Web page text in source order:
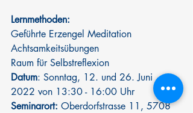
Lernmethoden:
Geführte Erzengel Meditation
Achtsamkeitsübungen
Raum für Selbstreflexion
Datum: Sonntag, 12. und 26. Juni
2022 von 13:30 - 16:00 Uhr
Seminarort: Oberdorfstrasse 11, 5708